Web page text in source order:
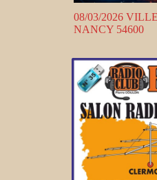
08/03/2026
NANCY 54600